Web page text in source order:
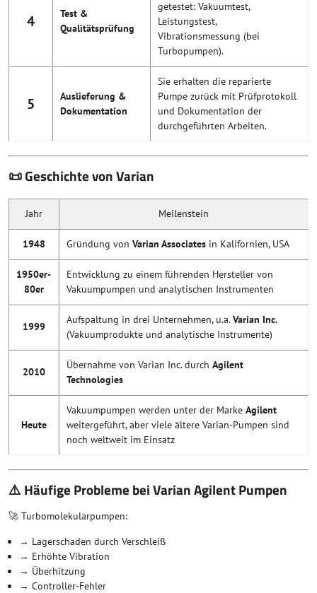
4
Test &
Qualitätsprüfung
getestet: Vakuumtest,
Leistungstest,
Vibrationsmessung (bei
Turbopumpen).
5
Auslieferung &
Dokumentation
Sie erhalten die reparierte
Pumpe zurück mit Prüfprotokoll
und Dokumentation der
durchgeführten Arbeiten.
📜 Geschichte von Varian
Jahr Meilenstein
1948 Gründung von Varian Associates in Kalifornien, USA
1950er-
80er
Entwicklung zu einem führenden Hersteller von
Vakuumpumpen und analytischen Instrumenten
1999
Aufspaltung in drei Unternehmen, u.a.Varian Inc.
(Vakuumprodukte und analytische Instrumente)
2010
Übernahme von Varian Inc. durch Agilent
Technologies
Heute
Vakuumpumpen werden unter der Marke Agilent
weitergeführt, aber viele ältere Varian-Pumpen sind
noch weltweit im Einsatz
⚠️ Häufige Probleme bei Varian Agilent Pumpen
🚀 Turbomolekularpumpen:
→ Lagerschaden durch Verschleiß
→ Erhöhte Vibration
→ Überhitzung
→ Controller-Fehler